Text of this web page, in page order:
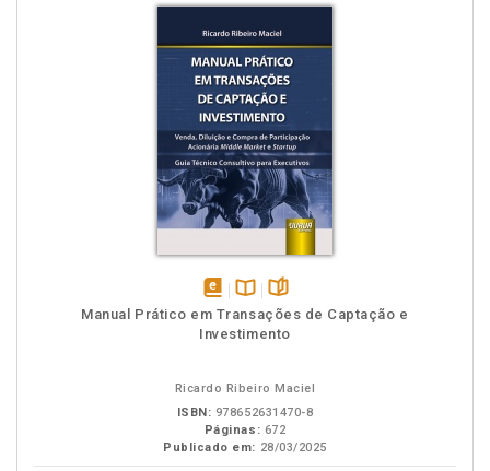
disponível
em
Disponível
na
páginas
Manual Prático em Transações de Captação e
Investimento
Ricardo Ribeiro Maciel
ISBN: 978652631470-8
Páginas: 672
Publicado em: 28/03/2025